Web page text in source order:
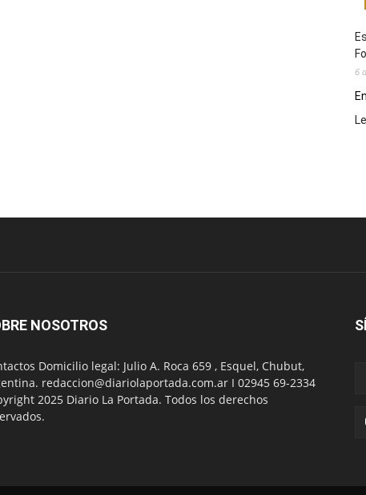
6
NOSOTROS
Domicilio legal: Julio A. Roca 659 , Esquel, Chubut,
redaccion@diariolaportada.com.ar I 02945 69-2334
2025 Diario La Portada. Todos los derechos